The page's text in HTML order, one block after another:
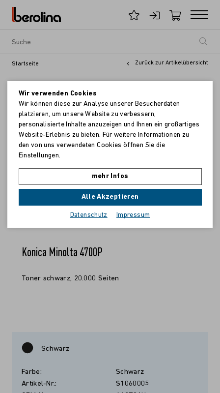
Startseite Zurück zur Artikelübersicht
Konica Minolta 4700P
Toner schwarz, 20.000 Seiten
Schwarz
Farbe:
Schwarz
Artikel-Nr.:
S1060005
Wir verwenden Cookies
Wir können diese zur Analyse unserer Besucherdaten
platzieren, um unsere Website zu verbessern,
personalisierte Inhalte anzuzeigen und Ihnen ein großartiges
Website-Erlebnis zu bieten. Für weitere Informationen zu
den von uns verwendeten Cookies öffnen Sie die
Einstellungen.
mehr Infos
Alle Akzeptieren
Datenschutz Impressum